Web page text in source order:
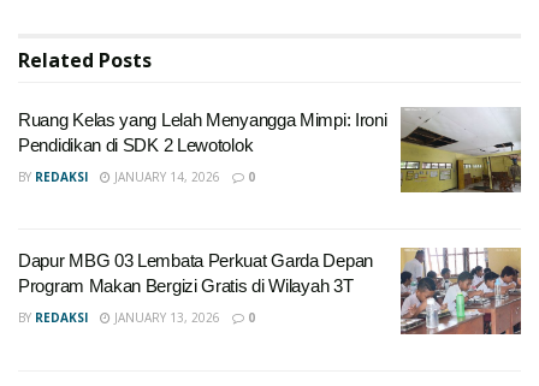
Related Posts
Ruang Kelas yang Lelah Menyangga Mimpi: Ironi
Pendidikan di SDK 2 Lewotolok
BY REDAKSI JANUARY 14, 2026 0
Dapur MBG 03 Lembata Perkuat Garda Depan
Program Makan Bergizi Gratis di Wilayah 3T
BY REDAKSI JANUARY 13, 2026 0